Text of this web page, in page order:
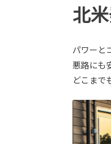
北
パワーと
悪路にも
どこまで